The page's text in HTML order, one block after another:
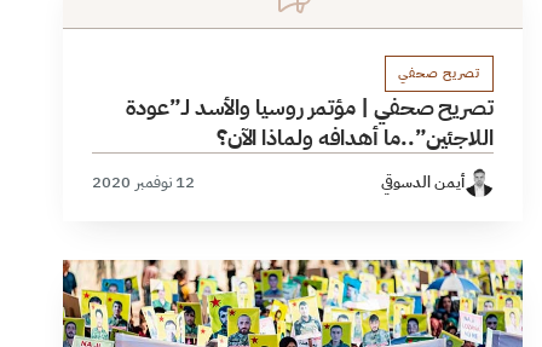
تصريح صحفي
تصريح صحفي | مؤتمر روسيا والأسد لـ”عودة
اللاجئين”..ما أهدافه ولماذا الآن؟
أيمن الدسوقي 12 نوفمبر 2020